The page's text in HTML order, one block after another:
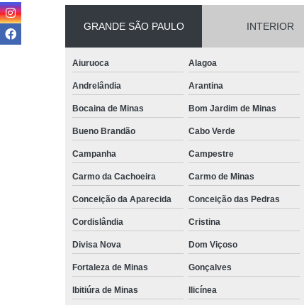
GRANDE SÃO PAULO INTERIOR
Aiuruoca Alagoa
Andrelândia Arantina
Bocaina de Minas Bom Jardim de Minas
Bueno Brandão Cabo Verde
Campanha Campestre
Carmo da Cachoeira Carmo de Minas
Conceição da Aparecida Conceição das Pedras
Cordislândia Cristina
Divisa Nova Dom Viçoso
Fortaleza de Minas Gonçalves
Ibitiúra de Minas Ilicínea